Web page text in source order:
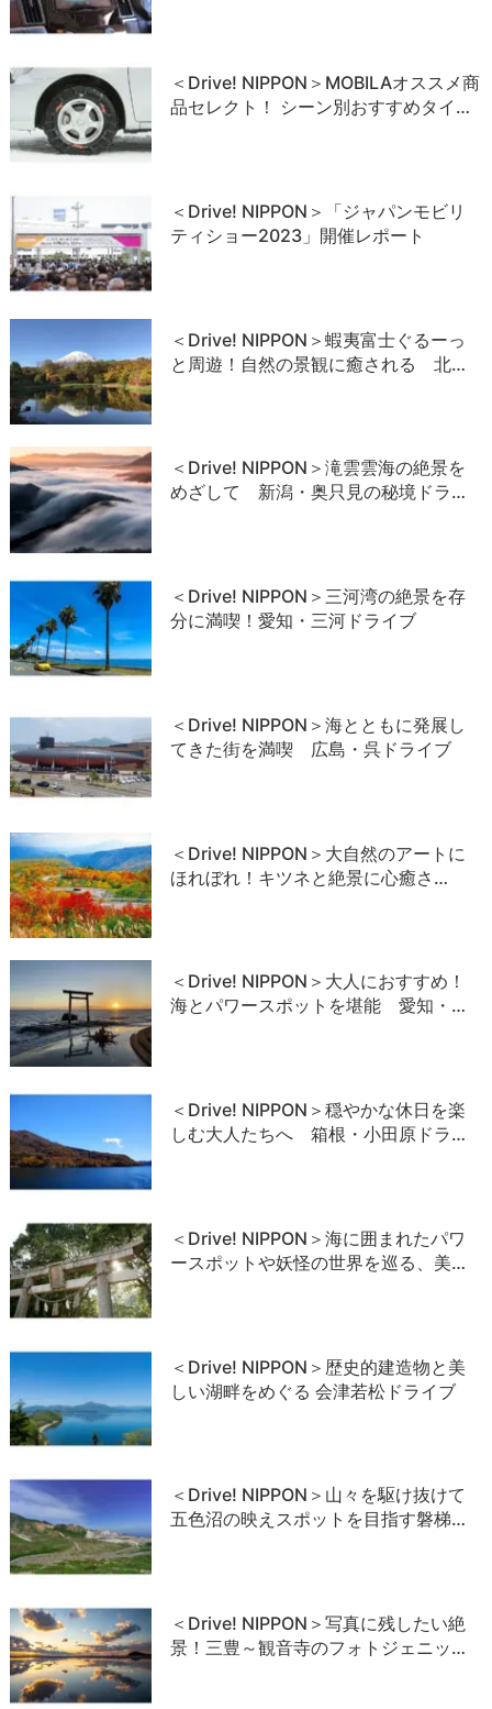
＜Drive! NIPPON＞MOBILAオススメ商
品セレクト！ シーン別おすすめタイ…
＜Drive! NIPPON＞「ジャパンモビリ
ティショー2023」開催レポート
＜Drive! NIPPON＞蝦夷富士ぐるーっ
と周遊！自然の景観に癒される 北…
＜Drive! NIPPON＞滝雲雲海の絶景を
めざして 新潟・奥只見の秘境ドラ…
＜Drive! NIPPON＞三河湾の絶景を存
分に満喫！愛知・三河ドライブ
＜Drive! NIPPON＞海とともに発展し
てきた街を満喫 広島・呉ドライブ
＜Drive! NIPPON＞大自然のアートに
ほれぼれ！キツネと絶景に心癒さ…
＜Drive! NIPPON＞大人におすすめ！
海とパワースポットを堪能 愛知・…
＜Drive! NIPPON＞穏やかな休日を楽
しむ大人たちへ 箱根・小田原ドラ…
＜Drive! NIPPON＞海に囲まれたパワ
ースポットや妖怪の世界を巡る、美…
＜Drive! NIPPON＞歴史的建造物と美
しい湖畔をめぐる 会津若松ドライブ
＜Drive! NIPPON＞山々を駆け抜けて
五色沼の映えスポットを目指す磐梯…
＜Drive! NIPPON＞写真に残したい絶
景！三豊～観音寺のフォトジェニッ…